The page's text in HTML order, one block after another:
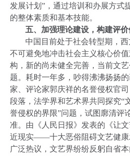
发展计划”，通过培训和办展方式
的整体素质和基本技能。
五、加强理论建设，构建评
中国目前处于社会转型期，
不可避免地冲击社会主义核心价
构，新的尚未健全完善，当前文
题。耗时一年多，吵得沸沸扬扬
家、评论家郭庆祥的名誉侵权官
段落，法学界和艺术界共同探究“
誉侵权的界限”问题，试图廓清评
准。由《人民日报》发表的《让
近现实——十大恶俗阻碍文艺健康
广泛热议，文艺界纷纷反躬自省本